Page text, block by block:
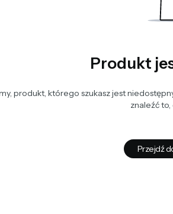
Produkt
produkt, którego szukasz jest
znaleźć
Przejdź